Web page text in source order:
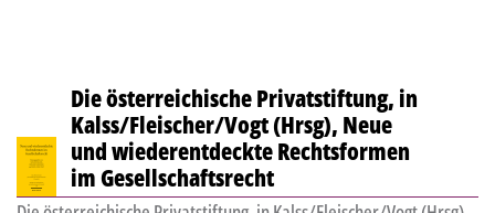
Die österreichische Privatstiftung, in
Kalss/Fleischer/Vogt (Hrsg), Neue
und wiederentdeckte Rechtsformen
im Gesellschaftsrecht